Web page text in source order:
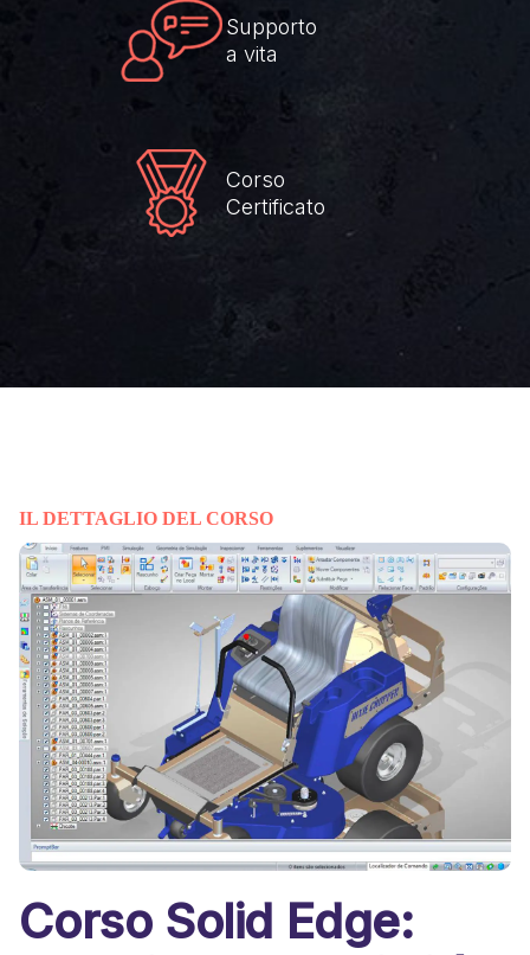
Supporto
a vita
Corso
Certificato
IL DETTAGLIO DEL CORSO
Corso Solid Edge: